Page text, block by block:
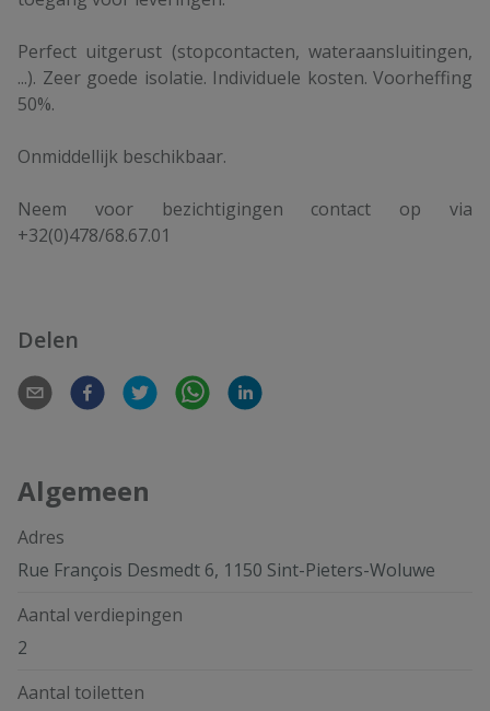
Perfect uitgerust (stopcontacten, wateraansluitingen,
...). Zeer goede isolatie. Individuele kosten. Voorheffing
50%.
Onmiddellijk beschikbaar.
Neem voor bezichtigingen contact op via
+32(0)478/68.67.01
Delen
Algemeen
Adres
Rue François Desmedt 6, 1150 Sint-Pieters-Woluwe
Aantal verdiepingen
2
Aantal toiletten